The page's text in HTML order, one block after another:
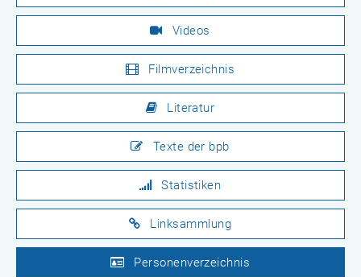
Videos
Filmverzeichnis
Literatur
Texte der bpb
Statistiken
Linksammlung
Personenverzeichnis